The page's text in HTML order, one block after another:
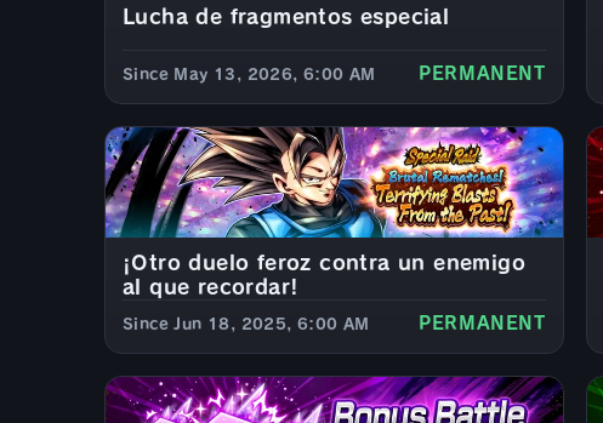
Lucha de fragmentos especial
Since May 13, 2026, 6:00 AM PERMANENT
¡Otro duelo feroz contra un enemigo
al que recordar!
Since Jun 18, 2025, 6:00 AM PERMANENT